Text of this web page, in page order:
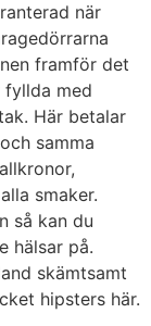
när
framför det
fyllda med
Här betalar
samma
smaker.
så kan du
hälsar på.
skämtsamt
hipsters här.